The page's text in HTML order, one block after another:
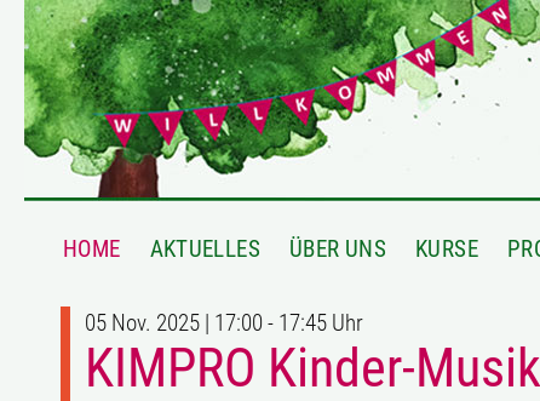
HOME AKTUELLES ÜBER UNS KURSE
05 Nov. 2025 | 17:00 - 17:45 Uhr
KIMPRO Kinder-